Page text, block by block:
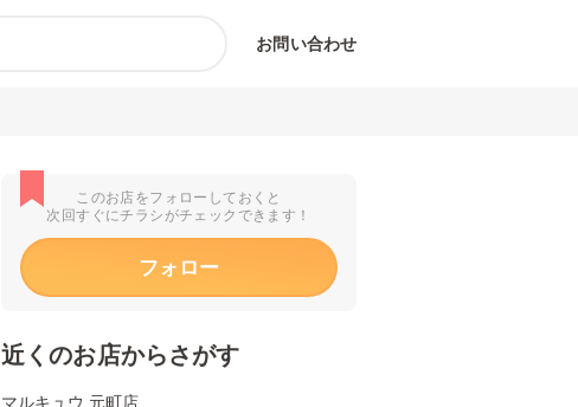
お問い合わせ
このお店をフォローしておくと
次回すぐにチラシがチェックできます！
フォロー
近くのお店からさがす
マルキュウ 元町店